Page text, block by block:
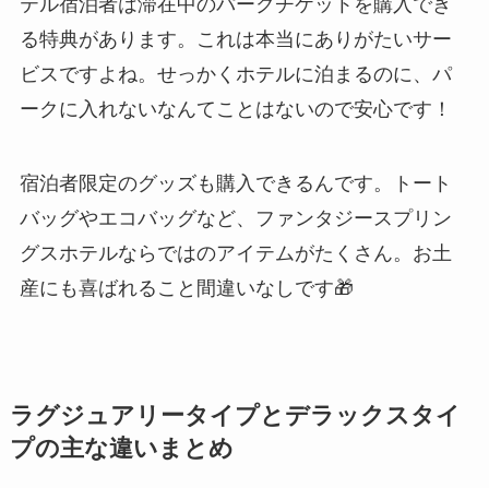
テル宿泊者は滞在中のパークチケットを購入でき
る特典があります。これは本当にありがたいサー
ビスですよね。せっかくホテルに泊まるのに、パ
ークに入れないなんてことはないので安心です！
宿泊者限定のグッズも購入できるんです。トート
バッグやエコバッグなど、ファンタジースプリン
グスホテルならではのアイテムがたくさん。お土
産にも喜ばれること間違いなしです🎁
ラグジュアリータイプとデラックスタイ
プの主な違いまとめ